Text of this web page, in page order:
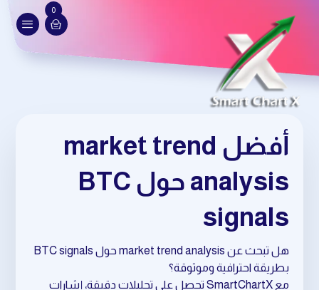
0
أفضل market trend
analysis حول BTC
signals
هل تبحث عن market trend analysis حول BTC signals
بطريقة احترافية وموثوقة؟
مع SmartChartX تحصل على تحليلات دقيقة، إشارات